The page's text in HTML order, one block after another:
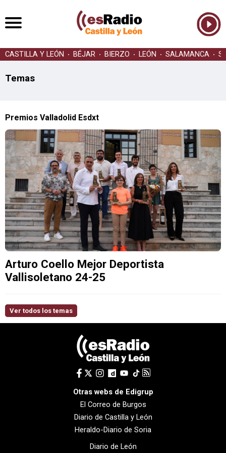
CASTILLA Y LEÓN BÉJAR BIERZO LEÓN SALAMANCA
Temas
Premios Valladolid Esdxt
Arturo Coello Mejor Deportista
Vallisoletano 24-25
Ver todos los temas
Otras webs de Edigrup
El Correo de Burgos
Diario de Castilla y León
Heraldo-Diario de Soria
Diario de León